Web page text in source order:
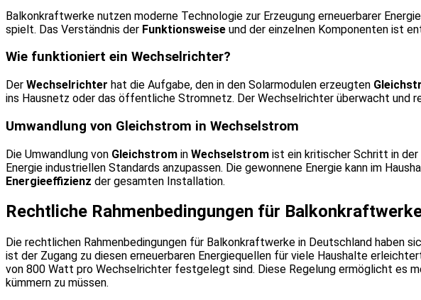
Balkonkraftwerke nutzen moderne Technologie zur Erzeugung erneuerbarer
spielt. Das Verständnis der Funktionsweise und der einzelnen Komponenten ist
Wie funktioniert ein Wechselrichter?
Der Wechselrichter hat die Aufgabe, den in den Solarmodulen erzeugten
ins Hausnetz oder das öffentliche Stromnetz. Der Wechselrichter überwacht und
Umwandlung von Gleichstrom in Wechselstrom
Die Umwandlung von Gleichstrom in Wechselstrom ist ein kritischer Schritt in der
Energie industriellen Standards anzupassen. Die gewonnene Energie kann im
Energieeffizienz der gesamten Installation.
Rechtliche Rahmenbedingungen für
Die rechtlichen Rahmenbedingungen für Balkonkraftwerke in Deutschland haben
ist der Zugang zu diesen erneuerbaren Energiequellen für viele Haushalte
von 800 Watt pro Wechselrichter festgelegt sind. Diese Regelung ermöglicht es
kümmern zu müssen.